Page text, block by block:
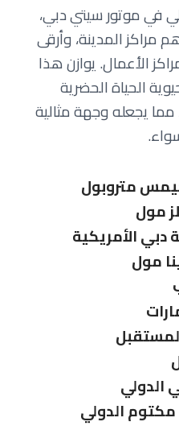
في موتور سيتي دبي،
المدينة، وأرقى
الأعمال. يوازن هذا
الحياة الحضرية
يجعله وجهة مثالية